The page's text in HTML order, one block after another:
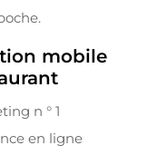
mobile
n ° 1
en ligne